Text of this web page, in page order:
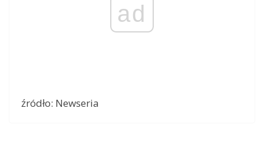
ad
źródło: Newseria